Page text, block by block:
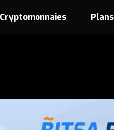
Cryptomonnaies Plans